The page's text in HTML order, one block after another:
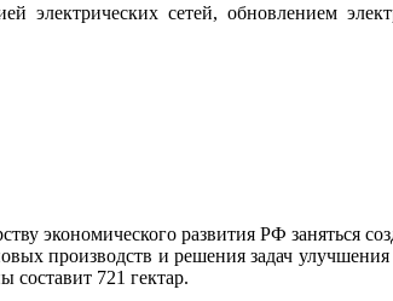
сетей, обновлением
экономического развития РФ заняться
производств и решения задач
721 гектар.